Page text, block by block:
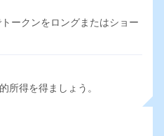
ークンをロングまたはショー
所得を得ましょう。